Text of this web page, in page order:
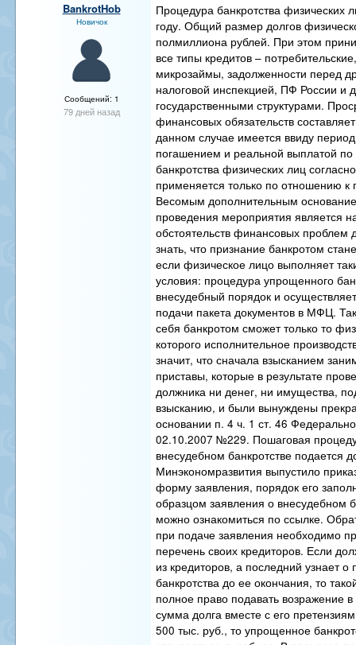
BankrotHob
Новичок
Сообщений: 1
79 дней назад
Процедура банкротства
году. Общий размер долгов
полмиллиона рублей. При этом
все типы кредитов –
микрозаймы, задолженности перед
налоговой инспекцией, ПФ России и
государственными структурами.
финансовых обязательств
данном случае имеется ввиду
погашением и реальной выплатой
банкротства физических лиц
применяется только по отношению
Весомым дополнительным
проведения мероприятия является
обстоятельств финансовых проблем
знать, что признание банкротом
если физическое лицо выполняет
условия: процедура упрощенного
внесудебный порядок и
подачи пакета документов в МФЦ.
себя банкротом сможет только то
которого исполнительное
значит, что сначала взысканием
приставы, которые в результате
должника ни денег, ни имущества,
взысканию, и были вынуждены
основании п. 4 ч. 1 ст. 46
02.10.2007 №229. Пошаговая
внесудебном банкротстве
Минэкономразвития выпустило
форму заявления, порядок его
образцом заявления о внесудебном
можно ознакомиться по ссылке.
при подаче заявления необходимо
перечень своих кредиторов. Если
из кредиторов, а последний узнает о
банкротства до ее окончания, то
полное право подавать возражение
сумма долга вместе с его
500 тыс. руб., то упрощенное